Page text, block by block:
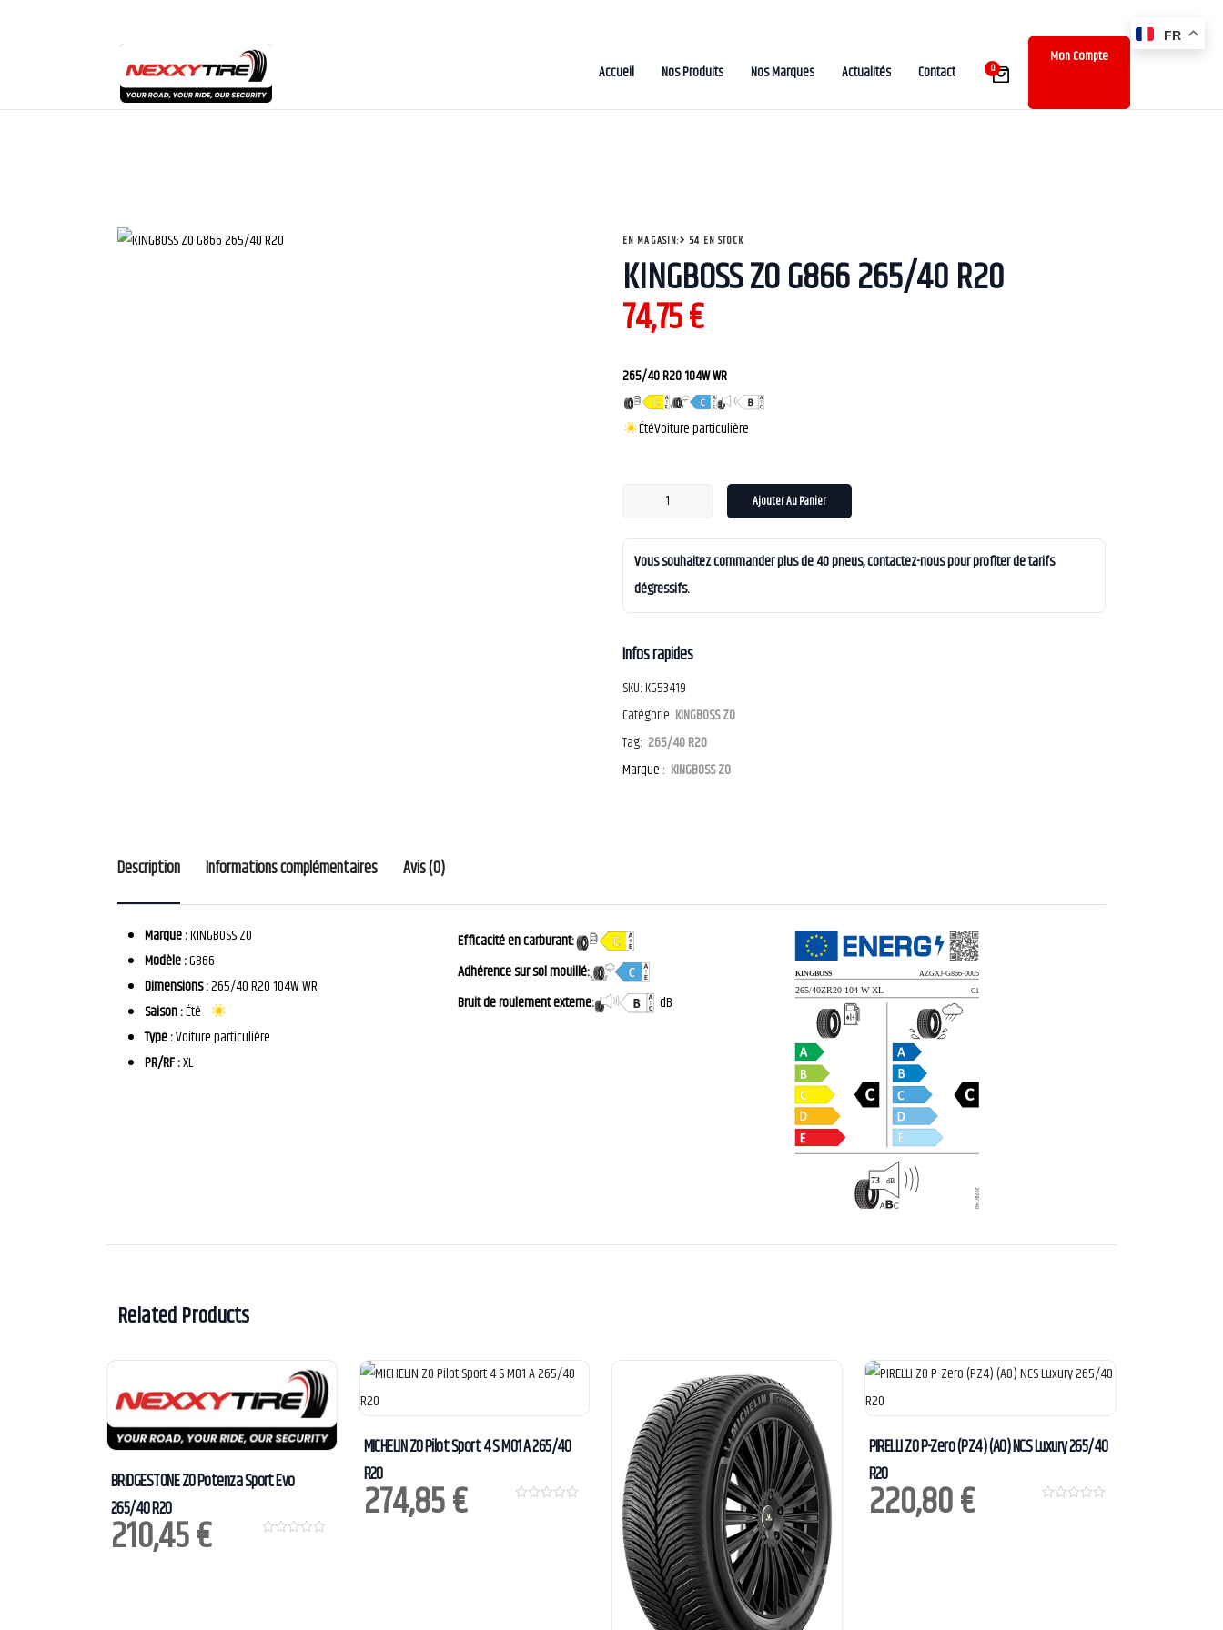
Mon Compte
0
Accueil Nos Produits Nos Marques Actualités Contact
EN MAGASIN: 54 EN STOCK
KINGBOSS ZO G866 265/40 R20
74,75€
265/40 R20 104W WR
ÉtéVoiture particulière
Ajouter Au Panier
Vous souhaitez commander plus de 40 pneus, contactez-nous pour profiter de tarifs
dégressifs.
Infos rapides
SKU:KG53419
Catégorie KINGBOSS ZO
Tag: 265/40 R20
Marque : KINGBOSS ZO
Description Informations complémentaires Avis (0)
Marque :KINGBOSS ZO
Modèle :G866
Dimensions :265/40 R20 104W WR
Saison :Été
Type :Voiture particulière
PR/RF :XL
Efficacité en carburant:
Adhérence sur sol mouillé:
Bruit de roulement externe:
dB
Related Products
BRIDGESTONE ZO Potenza Sport Evo
265/40 R20
210,45€
MICHELIN ZO Pilot Sport 4 S MO1 A 265/40
R20
274,85€
PIRELLI ZO P-Zero (PZ4) (AO) NCS Luxury 265/40
R20
220,80€
FR